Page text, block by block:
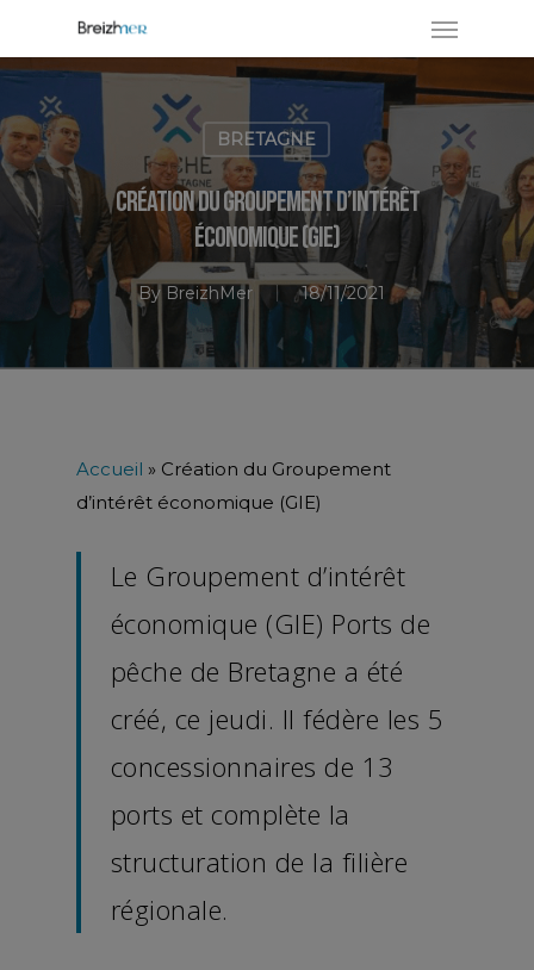
BRETAGNE
Création du Groupement d’intérêt
économique (GIE)
By BreizhMer 18/11/2021
Accueil » Création du Groupement
d’intérêt économique (GIE)
Le Groupement d’intérêt
économique (GIE) Ports de
pêche de Bretagne a été
créé, ce jeudi. Il fédère les 5
concessionnaires de 13
ports et complète la
structuration de la filière
régionale.